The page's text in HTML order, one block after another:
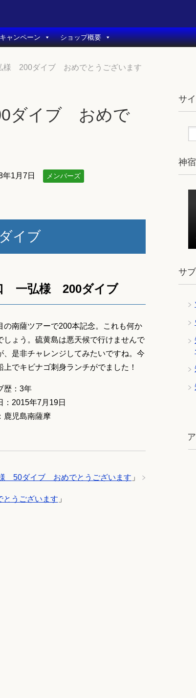
ャンペーン ショップ概要
200ダイブ おめでとうございます
ダイブ おめで
年1月7日 メンバーズ
イブ
一弘様 200ダイブ
の南薩ツアーで200本記念。これも何か
しょう。硫黄島は悪天候で行けませんで
、是非チャレンジしてみたいですね。今
上でキビナゴ刺身ランチがでました！
歴：3年
：2015年7月19日
鹿児島南薩摩
50ダイブ おめでとうございます 」
うございます 」
サ
神
サ
ツ